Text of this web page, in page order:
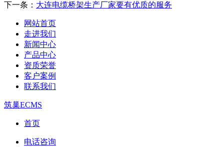
下一条： 大连电缆桥架生产厂家要有优质的服务
网站首页
走进我们
新闻中心
产品中心
资质荣誉
客户案例
联系我们
筑巢ECMS
首页
电话咨询